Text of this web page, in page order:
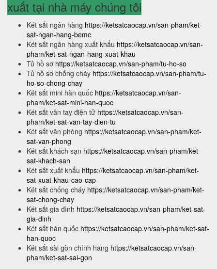
xuất tại nhà máy chúng tôi
Két sắt ngân hàng https://ketsatcaocap.vn/san-pham/ket-
sat-ngan-hang-bemc
Két sắt ngân hàng xuất khẩu https://ketsatcaocap.vn/san-
pham/ket-sat-ngan-hang-xuat-khau
Tủ hồ sơ https://ketsatcaocap.vn/san-pham/tu-ho-so
Tủ hồ sơ chống cháy https://ketsatcaocap.vn/san-pham/tu-
ho-so-chong-chay
Két sắt mini hàn quốc https://ketsatcaocap.vn/san-
pham/ket-sat-mini-han-quoc
Két sắt vân tay điện tử https://ketsatcaocap.vn/san-
pham/ket-sat-van-tay-dien-tu
Két sắt văn phòng https://ketsatcaocap.vn/san-pham/ket-
sat-van-phong
Két sắt khách sạn https://ketsatcaocap.vn/san-pham/ket-
sat-khach-san
Két sắt xuất khẩu https://ketsatcaocap.vn/san-pham/ket-
sat-xuat-khau-cao-cap
Két sắt chống cháy https://ketsatcaocap.vn/san-pham/ket-
sat-chong-chay
Két sắt gia đình https://ketsatcaocap.vn/san-pham/ket-sat-
gia-dinh
Két sắt hàn quốc https://ketsatcaocap.vn/san-pham/ket-sat-
han-quoc
Két sắt sài gòn chính hãng https://ketsatcaocap.vn/san-
pham/ket-sat-sai-gon